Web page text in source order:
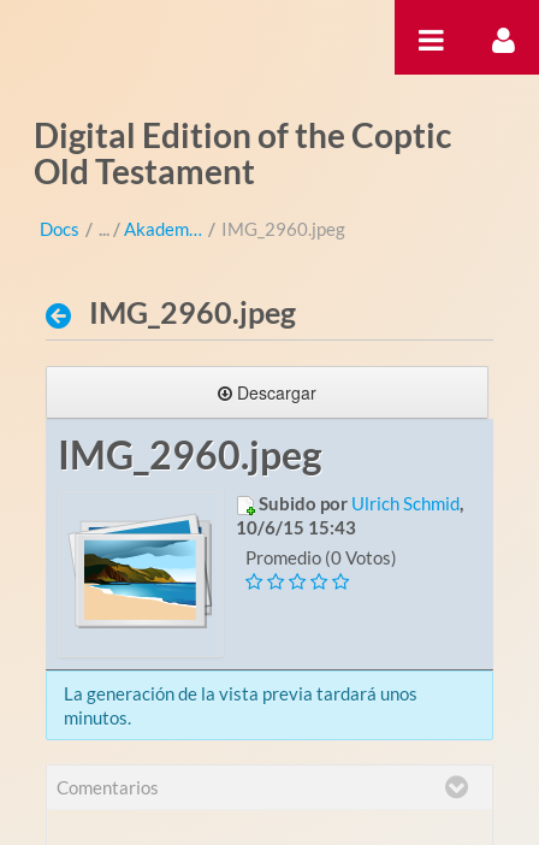
Digital Edition of the Coptic
Old Testament
Docs / Akademientag / IMG_2960.jpeg
IMG_2960.jpeg
Descargar
IMG_2960.jpeg
Subido por Ulrich Schmid,
10/6/15 15:43
Promedio (0 Votos)
La generación de la vista previa tardará unos
minutos.
Comentarios